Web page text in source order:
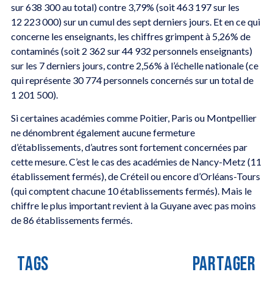
sur 638 300 au total) contre 3,79% (soit 463 197 sur les
12 223 000) sur un cumul des sept derniers jours. Et en ce qui
concerne les enseignants, les chiffres grimpent à 5,26% de
contaminés (soit 2 362 sur 44 932 personnels enseignants)
sur les 7 derniers jours, contre 2,56% à l’échelle nationale (ce
qui représente 30 774 personnels concernés sur un total de
1 201 500).
Si certaines académies comme Poitier, Paris ou Montpellier
ne dénombrent également aucune fermeture
d’établissements, d’autres sont fortement concernées par
cette mesure. C’est le cas des académies de Nancy-Metz (11
établissement fermés), de Créteil ou encore d’Orléans-Tours
(qui comptent chacune 10 établissements fermés). Mais le
chiffre le plus important revient à la Guyane avec pas moins
de 86 établissements fermés.
TAGS PARTAGER